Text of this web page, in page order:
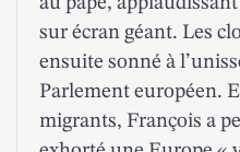
au pape,
sur écran géant. Les
ensuite sonné à
Parlement européen.
migrants, François a